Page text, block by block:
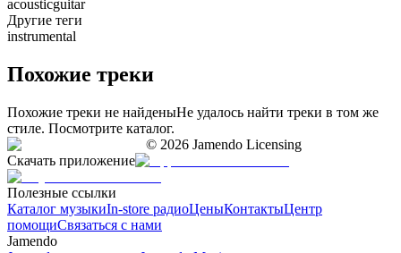
acousticguitar
Другие теги
instrumental
Похожие треки
Похожие треки не найденыНе удалось найти треки в том же
стиле. Посмотрите каталог.
© 2026 Jamendo Licensing
Скачать приложение
Полезные ссылки
Каталог музыкиIn-store радиоЦеныКонтактыЦентр
помощиСвязаться с нами
Jamendo